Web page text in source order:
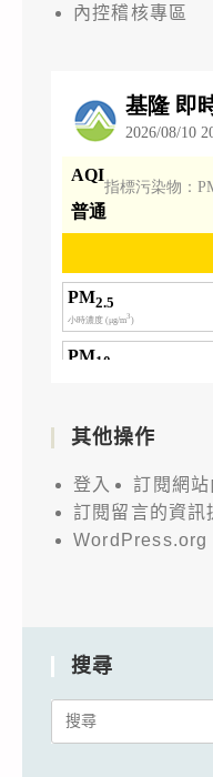
內控稽核專區
其他操作
登入
訂閱網
訂閱留言的資訊
WordPress.org
搜尋
Search